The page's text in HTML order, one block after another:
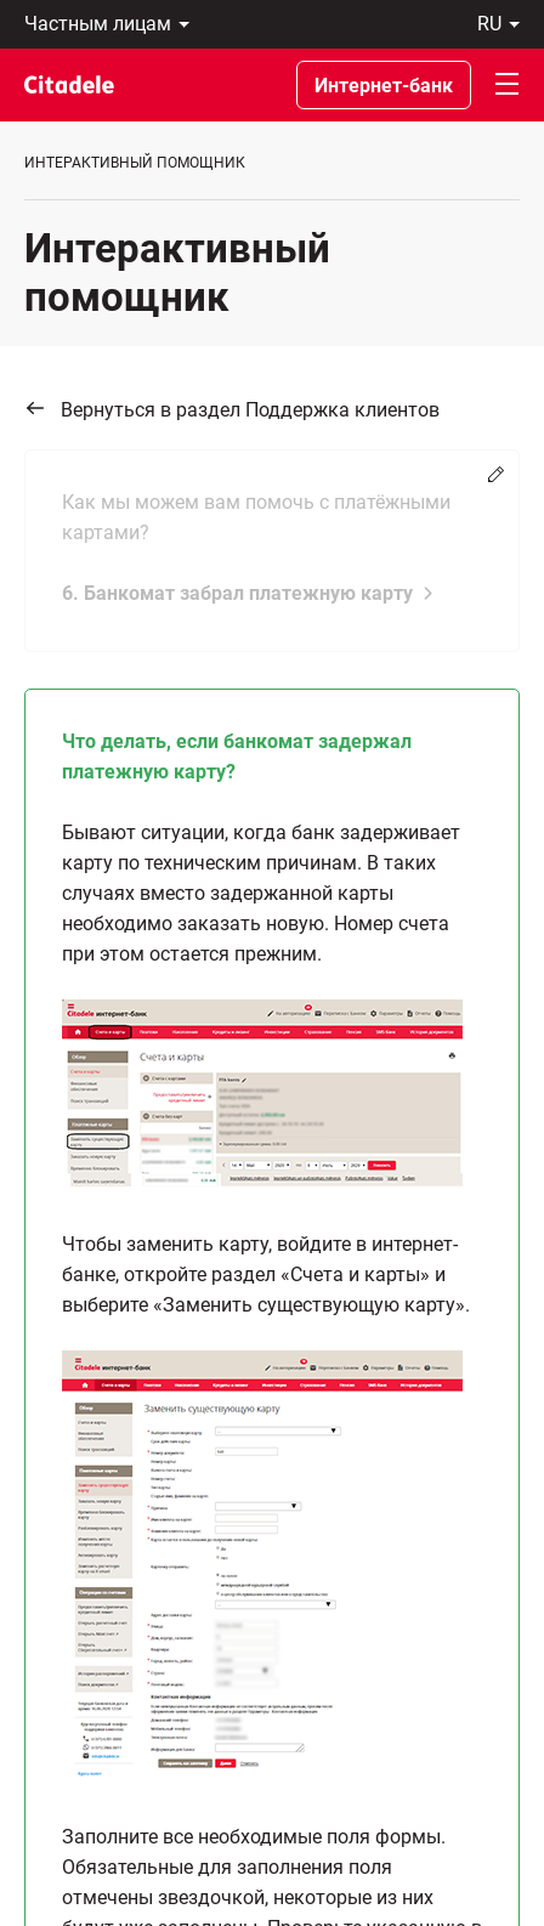
Частным
лицам
Предприятиям
Private
Banking
банке
ru
Latviski
По-
русски
In
Интернет-банк
ИНТЕРАКТИВНЫЙ ПОМОЩНИК
Интерактивный
помощник
Вернуться в раздел Поддержка клиентов
Как мы можем вам помочь с платёжными
картами?
6. Банкомат забрал платежную карту
Что делать, если банкомат задержал
платежную карту?
Бывают ситуации, когда банк задерживает
карту по техническим причинам. В таких
случаях вместо задержанной карты
необходимо заказать новую. Номер счета
при этом остается прежним.
Чтобы заменить карту, войдите в интернет-
банке, откройте раздел «Счета и карты» и
выберите «Заменить существующую карту».
Заполните все необходимые поля формы.
Обязательные для заполнения поля
отмечены звездочкой, некоторые из них